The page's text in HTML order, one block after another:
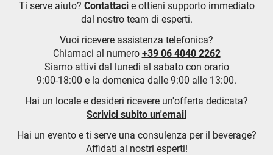
Ti serve aiuto? Contattacie ottieni supporto immediato
dal nostro team di esperti.
Vuoi ricevere assistenza telefonica?
Chiamaci al numero +39 06 4040 2262
Siamo attivi dal lunedì al sabato con orario
9:00-18:00 e la domenica dalle 9:00 alle 13:00.
Hai un locale e desideri ricevere un'offerta dedicata?
Scrivici subito un'email
Hai un evento e ti serve una consulenza per il beverage?
Affidati ai nostri esperti!